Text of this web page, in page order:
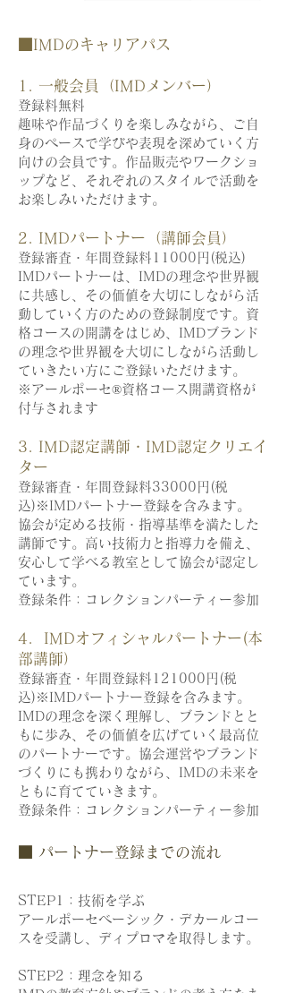
■IMDのキャリアパス
​1. 一般会員（IMDメンバー）
登録料無料
趣味や作品づくりを楽しみながら、ご自
身のペースで学びや表現を深めていく方
向けの会員です。作品販売やワークショ
ップなど、それぞれのスタイルで活動を
お楽しみいただけます。
2. IMDパートナー（講師会員）
登録審査・年間登録料11000円(税込)
IMDパートナーは、IMDの理念や世界観
に共感し、その価値を大切にしながら活
動していく方のための登録制度です。資
格コースの開講をはじめ、IMDブランド
の理念や世界観を大切にしながら活動し
ていきたい方にご登録いただけます。
※アールポーセ®資格コース開講資格が
付与されます
3. IMD認定講師・IMD認定クリエイ
ター
登録審査・年間登録料33000円(税
込)※IMDパートナー登録を含みます。
協会が定める技術・指導基準を満たした
講師です。高い技術力と指導力を備え、
安心して学べる教室として協会が認定し
ています。
登録条件：コレクションパーティー参加
4. IMDオフィシャルパートナー(本
部講師）
登録審査・年間登録料121000円(税
込)※IMDパートナー登録を含みます。
IMDの理念を深く理解し、ブランドとと
もに歩み、その価値を広げていく最高位
のパートナーです。協会運営やブランド
づくりにも携わりながら、IMDの未来を
ともに育てていきます。
登録条件：コレクションパーティー参加
■ パートナー登録までの流れ
STEP1：技術を学ぶ
アールポーセベーシック・デカールコー
スを受講し、ディプロマを取得します。
STEP2：理念を知る